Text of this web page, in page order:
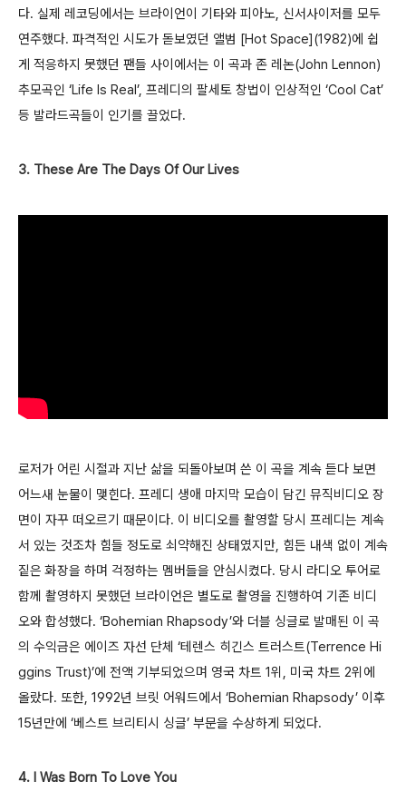
다. 실제 레코딩에서는 브라이언이 기타와 피아노, 신서사이저를 모두
연주했다. 파격적인 시도가 돋보였던 앨범 [Hot Space](1982)에 쉽
게 적응하지 못했던 팬들 사이에서는 이 곡과 존 레논(John Lennon)
추모곡인 ‘Life Is Real’, 프레디의 팔세토 창법이 인상적인 ‘Cool Cat’
등 발라드곡들이 인기를 끌었다.
3. These Are The Days Of Our Lives
로저가 어린 시절과 지난 삶을 되돌아보며 쓴 이 곡을 계속 듣다 보면
어느새 눈물이 맺힌다. 프레디 생애 마지막 모습이 담긴 뮤직비디오 장
면이 자꾸 떠오르기 때문이다. 이 비디오를 촬영할 당시 프레디는 계속
서 있는 것조차 힘들 정도로 쇠약해진 상태였지만, 힘든 내색 없이 계속
짙은 화장을 하며 걱정하는 멤버들을 안심시켰다. 당시 라디오 투어로
함께 촬영하지 못했던 브라이언은 별도로 촬영을 진행하여 기존 비디
오와 합성했다. ‘Bohemian Rhapsody’와 더블 싱글로 발매된 이 곡
의 수익금은 에이즈 자선 단체 ‘테렌스 히긴스 트러스트(Terrence Hi
ggins Trust)’에 전액 기부되었으며 영국 차트 1위, 미국 차트 2위에
올랐다. 또한, 1992년 브릿 어워드에서 ‘Bohemian Rhapsody’ 이후
15년만에 ‘베스트 브리티시 싱글’ 부문을 수상하게 되었다.
4. I Was Born To Love You